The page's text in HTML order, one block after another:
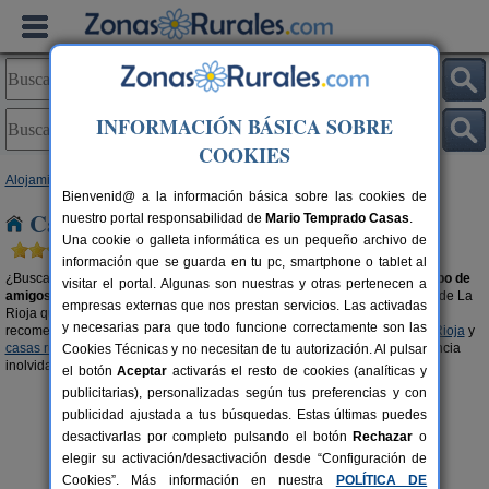
Alojamientos
Casas rurales para grupos en La Rioja
¿Buscas una casa rural enLa Riojapara disfrutar enfamiliao con tu grupo de
amigos o amigas
? Organiza tu viaje con tu gente en el alojamiento rural de La
Rioja que más se ajuste a las características de tu grupo. También, te
recomendamos visitar las secciones decasas rurales con piscina en La Riojay
casas rurales en el campo en La Riojapara que podáis vivir una experiencia
inolvidable en buena compañía.
INFORMACIÓN BÁSICA SOBRE
COOKIES
Bienvenid@ a la información básica sobre las cookies de
nuestro portal responsabilidad de Mario Temprado Casas.
Una cookie o galleta informática es un pequeño archivo de
información que se guarda en tu pc, smartphone o tablet al
visitar el portal. Algunas son nuestras y otras pertenecen a
empresas externas que nos prestan servicios. Las activadas
y necesarias para que todo funcione correctamente son las
Cookies Técnicas y no necesitan de tu autorización. Al pulsar
el botónAceptar activarás el resto de cookies (analíticas y
publicitarias), personalizadas según tus preferencias y con
publicidad ajustada a tus búsquedas. Estas últimas puedes
desactivarlas por completo pulsando el botón Rechazar o
elegir su activación/desactivación desde “Configuración de
Cookies”. Más información en nuestra
POLÍTICA DE